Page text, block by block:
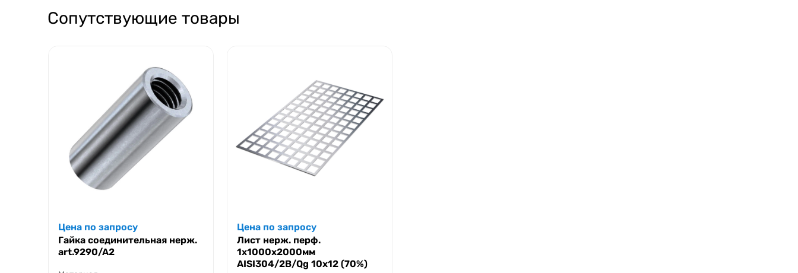
Сопутствующие товары
Цена по запросу
Гайка соединительная нерж.
art.9290/A2
Цена по запросу
Лист нерж. перф.
1х1000х2000мм
AISI304/2B/Qg 10х12 (70%)